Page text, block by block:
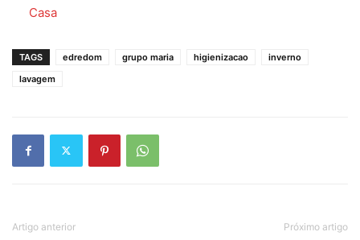
Em relação a
Casa
TAGS edredom grupo maria higienizacao
inverno
lavagem
Artigo anterior Próximo artigo